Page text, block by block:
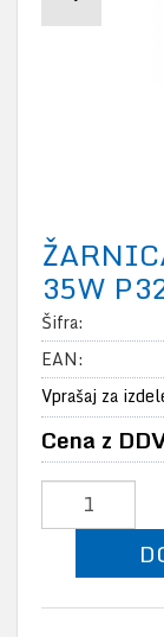
35W
Šifra:
EAN:
Vprašaj za
Cena z